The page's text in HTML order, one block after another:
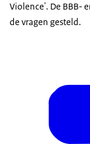
Violence'. De BBB-
de vragen gesteld.